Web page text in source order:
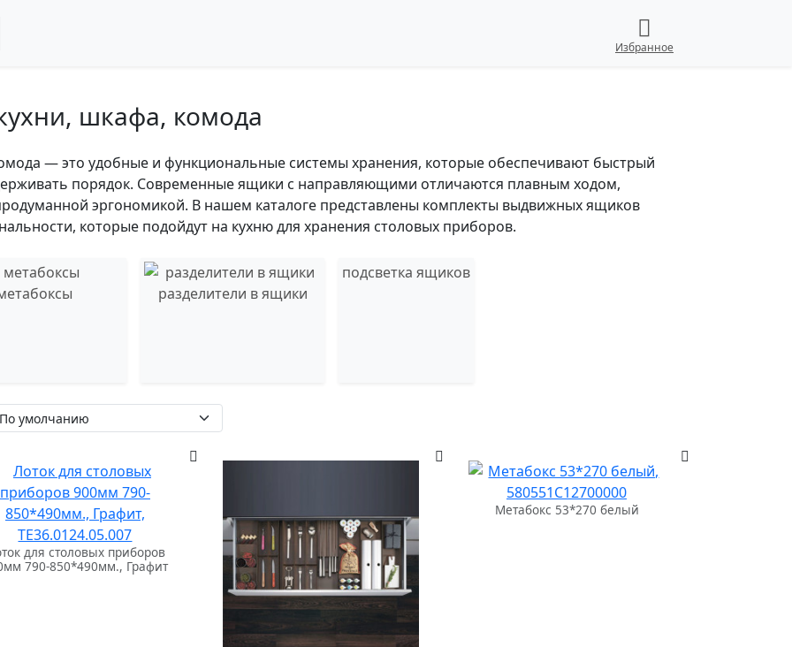
Избранное
шкафа, комода
— это удобные и функциональные системы хранения, которые обеспечивают быстрый
порядок. Современные ящики с направляющими отличаются плавным ходом,
эргономикой. В нашем каталоге представлены комплекты выдвижных ящиков
которые подойдут на кухню для хранения столовых приборов.
разделители в ящики
подсветка ящиков
для столовых приборов
790-850*490мм., Графит
Метабокс 53*270 белый